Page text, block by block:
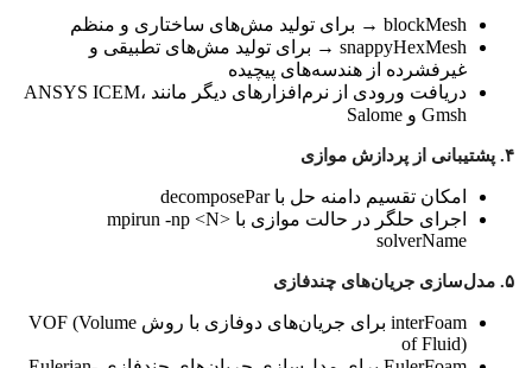
blockMesh → برای تولید مش‌های ساختاری و منظم
snappyHexMesh → برای تولید مش‌های تطبیقی و
غیرفشرده از هندسه‌های پیچیده
دریافت ورودی از نرم‌افزارهای دیگر مانند ANSYS ICEM،
Gmsh و Salome
۴. پشتیبانی از پردازش موازی
امکان تقسیم دامنه حل باdecomposePar
اجرای حلگر در حالت موازی با mpirun -np <N>
solverName
۵. مدل‌سازی جریان‌های چندفازی
interFoam
برای جریان‌های دوفازی با روش VOF (Volume
of Fluid)